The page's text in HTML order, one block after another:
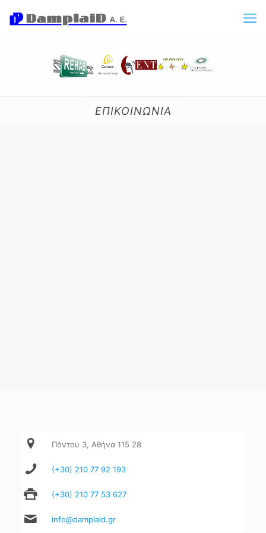
ΕΠΙΚΟΙΝΩΝΙΑ
Πόντου 3, Αθήνα 115 28
(+30) 210 77 92 193
(+30) 210 77 53 627
info@damplaid.gr